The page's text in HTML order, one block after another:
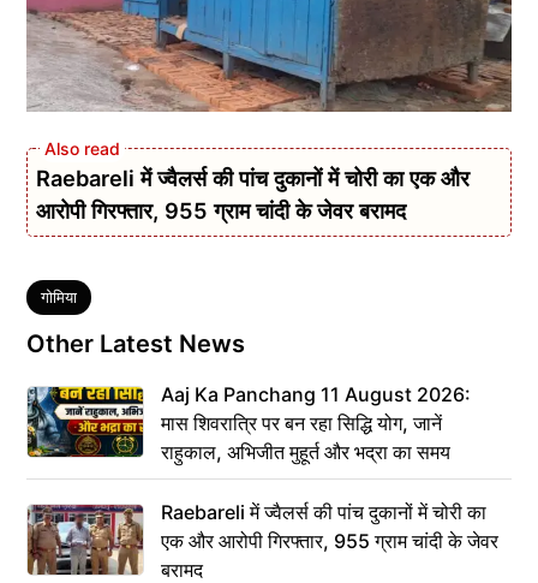
Raebareli में ज्वैलर्स की पांच दुकानों में चोरी का एक और
आरोपी गिरफ्तार, 955 ग्राम चांदी के जेवर बरामद
Tags
गोमिया
Other Latest News
Aaj Ka Panchang 11 August 2026:
मास शिवरात्रि पर बन रहा सिद्धि योग, जानें
राहुकाल, अभिजीत मुहूर्त और भद्रा का समय
Raebareli में ज्वैलर्स की पांच दुकानों में चोरी का
एक और आरोपी गिरफ्तार, 955 ग्राम चांदी के जेवर
बरामद